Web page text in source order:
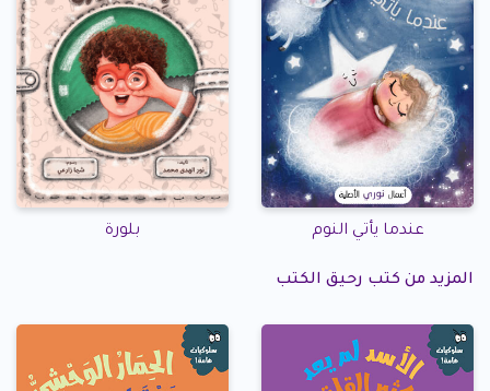
عندما يأتي النوم بلورة
المزيد من كتب رحيق الكتب